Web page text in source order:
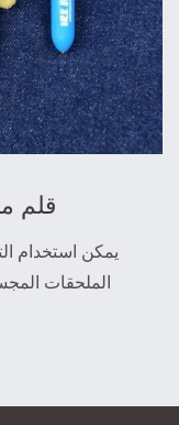
قلم
يمكن استخدام
الملحقات